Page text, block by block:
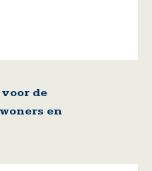
voor de
en